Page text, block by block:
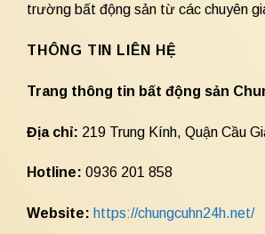
trường bất động sản từ các chuyên
THÔNG TIN LIÊN HỆ
Trang thông tin bất động sản
Địa chỉ: 219 Trung Kính, Quận Cầu
Hotline: 0936 201 858
Website: https://chungcuhn24h.net/